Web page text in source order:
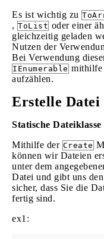
Es ist wichtig zu
, ToList oder einer
gleichzeitig geladen
Nutzen der
Bei Verwendung
IEnumerable mithilfe
aufzählen.
Erstelle Datei
Statische Dateiklasse
Mithilfe der Create
können wir Dateien
unter dem
Datei und gibt uns den
sicher, dass Sie die
fertig sind.
ex1: